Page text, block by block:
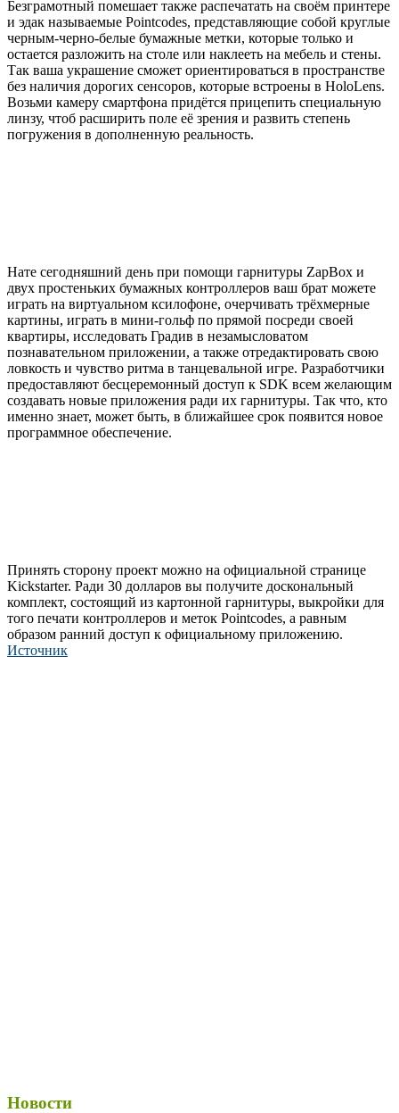
Безграмотный помешает также распечатать на своём принтере
и эдак называемые Pointcodes, представляющие собой круглые
черным-черно-белые бумажные метки, которые только и
остается разложить на столе или наклееть на мебель и стены.
Так ваша украшение сможет ориентироваться в пространстве
без наличия дорогих сенсоров, которые встроены в HoloLens.
Возьми камеру смартфона придётся прицепить специальную
линзу, чтоб расширить поле её зрения и развить степень
погружения в дополненную реальность.
Нате сегодняшний день при помощи гарнитуры ZapBox и
двух простеньких бумажных контроллеров ваш брат можете
играть на виртуальном ксилофоне, очерчивать трёхмерные
картины, играть в мини-гольф по прямой посреди своей
квартиры, исследовать Градив в незамысловатом
познавательном приложении, а также отредактировать свою
ловкость и чувство ритма в танцевальной игре. Разработчики
предоставляют бесцеремонный доступ к SDK всем желающим
создавать новые приложения ради их гарнитуры. Так что, кто
именно знает, может быть, в ближайшее срок появится новое
программное обеспечение.
Принять сторону проект можно на официальной странице
Kickstarter. Ради 30 долларов вы получите доскональный
комплект, состоящий из картонной гарнитуры, выкройки для
того печати контроллеров и меток Pointcodes, а равным
образом ранний доступ к официальному приложению.
Источник
Новости